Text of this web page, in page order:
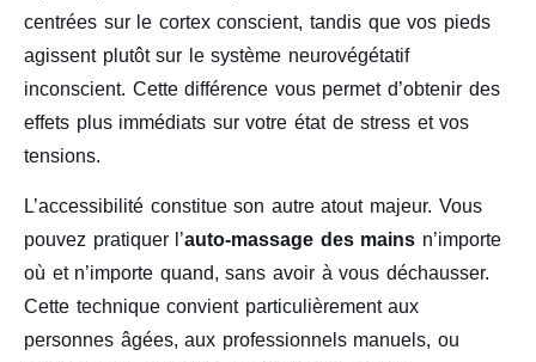
centrées sur le cortex conscient, tandis que vos pieds
agissent plutôt sur le système neurovégétatif
inconscient. Cette différence vous permet d’obtenir des
effets plus immédiats sur votre état de stress et vos
tensions.
L’accessibilité constitue son autre atout majeur. Vous
pouvez pratiquer l’auto-massage des mains n’importe
où et n’importe quand, sans avoir à vous déchausser.
Cette technique convient particulièrement aux
personnes âgées, aux professionnels manuels, ou